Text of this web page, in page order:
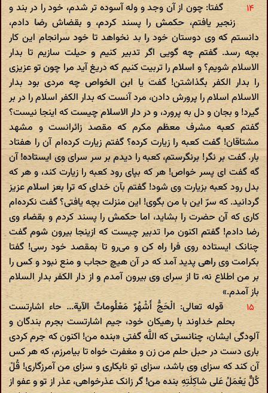
گفتا: چون از آن وجد و وله آسوده تر شدم، خود را در بند و
زنجیر یافتم، حکمش را پسند کردم، و بقضاش رضا دادم،
دانستم که وی دوستان خود را بد نخواهد تا خود سرانجام این کار
بچه رسد. گفتم چه گویی اگر تدبیر کنیم و حیلت سازیم تا بدار
الاسلام شویم؟ و اسلام را تربیت کنیم که دریغ آید مرا چون تو عزیزی
را بدار الکفر بگذاشتن! گفت یا ابن الخواص چه مردی بود بدار
الاسلام اسلام را پرورش دادن، مرد آنست که بدار الکفر اسلام را در بر
گیرد! و بجان و دل به پرورد، و در دار الاسلام چیست که اینجا نیست؟
گفتم کعبه مشرف معظم مکرم که مقصد زائرانست و مشهد
مشتاقان! گفت کعبه را زیارت کرده؟ گفتم زیارت کرده‌ام آن را هفتاد
بار. گفت بر نگر! برنگرستم، کعبه را دیدم بر سر سرای وی ایستاده! آن
گه گفت ای پسر خواص! هر که بپای رود کعبه را زیارت کند، و هر که
بدل رود کعبه بزیارت وی شود! گفتم بآن خدای که ترا بعز اسلام عزیز
گردانید. که سرّ این با من بگوی! این منزلت بچه یافتی؟ گفت نکرده‌ام
کاری که آن حضرت را بشاید، اما حکمش را پسند کردم و بقضاء وی
رضا دادم! گفتم اکنون مرا تدبیر چیست که ازینجا بیرون شوم گفت
چنانک ایستاده روی فرا راه کن و می‌رو تا بمقصد خود رسی! گفتا
بکرامت وی راهی پدید آمد که در آن هیچ حجاب و منع نبود و کس را
بر من اطلاع نه، تا از سرای وی بیرون آمدم و از دار الکفر بدار السلام
باز آمدم.»
قوله تعالی: الْحَجُّ أَشْهُرٌ مَعْلُوماتٌ الآیة... حاء اشارتست
بحلم خداوند با رهیکان خود، جیم اشارتست بجرم بندگان و
آلودگی ایشان، چنانستی که اللَّه گفتی «بنده من! اکنون که جرم کردی
باری دست در حبل حلم من زن و مغفرت خواه تا بیامرزم، که هر کس
آن کند که سزای وی باشد، سزای تو نابکاری و سزای من آمرزگاری! قُلْ
کُلٌّ یَعْمَلُ عَلی‌ شاکِلَتِهِ بنده من! گر زانک عذرخواهی، عذر از تو و عفو از